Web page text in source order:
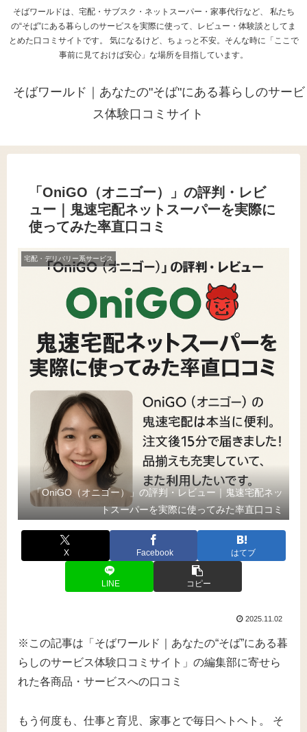
そばワールドは、宅配・サブスク・ネットスーパー・家事代行など、 私たち
の“そば”にある暮らしのサービスを実際に使って、レビュー・体験談としてま
とめた口コミサイトです。 気になるけど、ちょっと不安。そんな時に「ここで
事前に見ておけば安心」な場所を目指しています。
そばワールド｜あなたの"そば"にある暮らしのサービ
ス体験口コミサイト
「OniGO（オニゴー）」の評判・レビ
ュー｜鬼速宅配ネットスーパーを実際に
使ってみた率直口コミ
宅配・デリバリー系サービス
「OniGO（オニゴー）」の評判・レビュー｜鬼速宅配ネッ
トスーパーを実際に使ってみた率直口コミ
X Facebook はてブ
LINE コピー
2025.11.02
※この記事は「そばワールド｜あなたの“そば”にある暮
らしのサービス体験口コミサイト」の編集部に寄せら
れた各商品・サービスへの口コミ
もう何度も、仕事と育児、家事とで毎日ヘトヘト。 そ